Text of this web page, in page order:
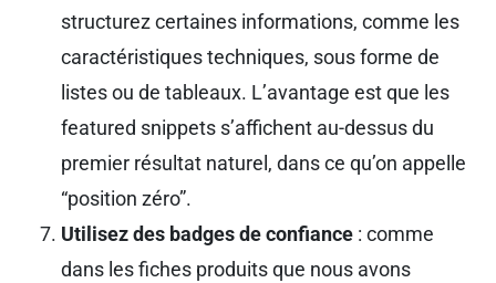
structurez certaines informations, comme les
caractéristiques techniques, sous forme de
listes ou de tableaux. L’avantage est que les
featured snippets s’affichent au-dessus du
premier résultat naturel, dans ce qu’on appelle
“position zéro”.
Utilisez des badges de confiance : comme
dans les fiches produits que nous avons